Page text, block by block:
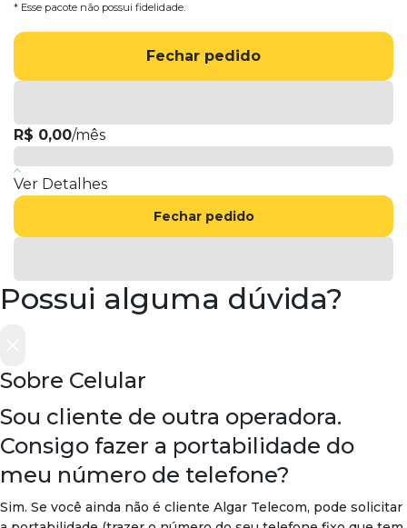
* Esse pacote não possui fidelidade.
Fechar pedido
R$ 0,00/mês
Ver Detalhes
Fechar pedido
Possui alguma dúvida?
Sobre Celular
Sou cliente de outra operadora.
Consigo fazer a portabilidade do
meu número de telefone?
Sim. Se você ainda não é cliente Algar Telecom, pode solicitar